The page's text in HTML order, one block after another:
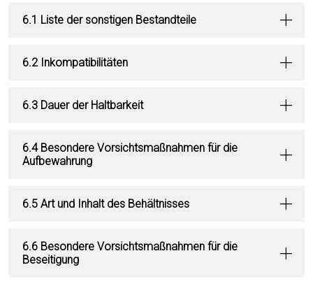
6.1 Liste der sonstigen Bestandteile
6.2 Inkompatibilitäten
6.3 Dauer der Haltbarkeit
6.4 Besondere Vorsichtsmaßnahmen für die
Aufbewahrung
6.5 Art und Inhalt des Behältnisses
6.6 Besondere Vorsichtsmaßnahmen für die
Beseitigung